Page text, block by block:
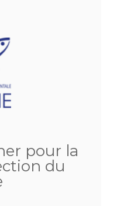
pour la
du